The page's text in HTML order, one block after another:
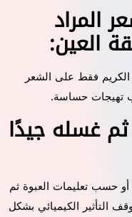
المراد
العين:
فقط على الشعر
تهيجات حساسة.
دقيقة ثم غسله جيدًا
على الشعر لمدة 15 دقيقة أو حسب تعليمات العبوة ثم
التأثير الكيميائي بشكل